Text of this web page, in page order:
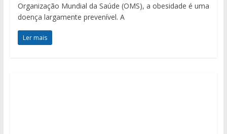
Organização Mundial da Saúde (OMS), a obesidade é uma
doença largamente prevenível. A
Ler mais